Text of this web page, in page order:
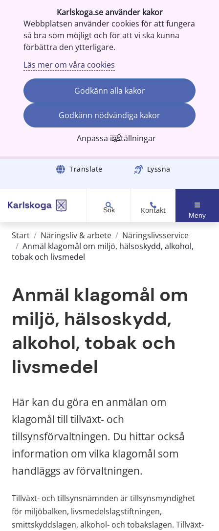
Karlskoga.se använder kakor
Webbplatsen använder cookies för att fungera
så bra som möjligt och för att vi ska kunna
förbättra den ytterligare.
Läs mer om våra cookies
Godkänn alla kakor
Godkänn nödvändiga kakor
Anpassa inställningar
Gå till innehåll Translate Lyssna
Sök Kontakt
Meny
Start / Näringsliv & arbete / Näringslivsservice
/ Anmäl klagomål om miljö, hälsoskydd, alkohol,
tobak och livsmedel
Anmäl klagomål om
miljö, hälsoskydd,
alkohol, tobak och
livsmedel
Här kan du göra en anmälan om
klagomål till tillväxt- och
tillsynsförvaltningen. Du hittar också
information om vilka klagomål som
handläggs av förvaltningen.
Tillväxt- och tillsynsnämnden är tillsynsmyndighet
för miljöbalken, livsmedelslagstiftningen,
smittskyddslagen, alkohol- och tobakslagen. Tillväxt-